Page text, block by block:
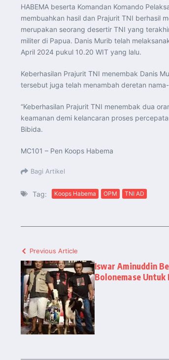
HABEMA beserta Komandan Komando
membuahkan hasil dan Prajurit TNI berhasil
merupakan seorang desertir TNI yang
militer di Papua. Danis Murib telah
April 2024 pukul 10.20 WIT yang lalu.
Keberhasilan Prajurit TNI menembak Danis
tersebut juga telah menambah deretan
“Keberhasilan Prajurit TNI menembak dua
keamanan demi kelancaran proses
Bibida.
MC101 – Pen Koops Habema
Bagi Artikel
Tag: Koops Habema OPM TNI AD
Previous Article
Iswar Aminuddin
Bolonemase Untuk